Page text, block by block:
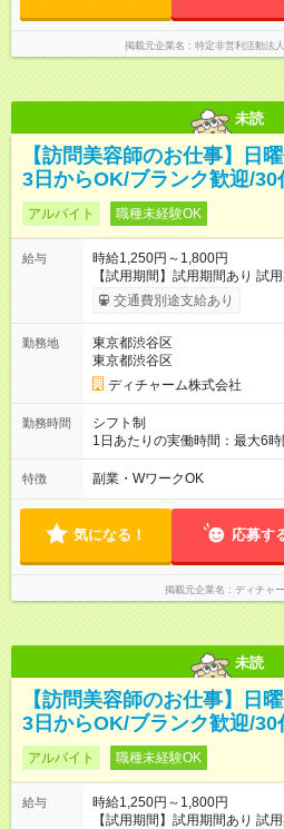
掲載元企業名 特定非営利活動法
未読
【訪問美容師のお仕事】日
3日からOK/ブランク歓迎/30
アルバイト 職種未経験OK
給与
時給1,250円～1,800円
【試用期間】試用期間あり 試
給与は本採用時と同じです。
交通費別途支給あり
勤務地
東京都渋谷区
東京都渋谷区
ディチャーム株式会社
勤務時間
シフト制
1日あたりの実働時間：最大6
方 （シフト例） 9:00～16:40（休憩1時間含む） ご希望に合わせ
て勤務終了時間はご相談可能
特徴 副業・WワークOK
気になる！ 応募す
掲載元企業名 ディチャ
未読
【訪問美容師のお仕事】日
3日からOK/ブランク歓迎/30
アルバイト 職種未経験OK
給与
時給1,250円～1,800円
【試用期間】試用期間あり 試